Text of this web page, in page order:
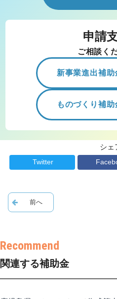
申請
ご相談く
新事業進出補
ものづくり補
シェ
Twitter
関連する補助金